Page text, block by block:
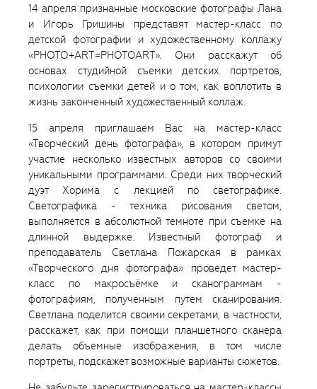
14 апреля признанные московские фотографы Лана
и Игорь Гришины представят мастер-класс по
детской фотографии и художественному коллажу
«PHOTO+ART=PHOTOART». Они расскажут об
основах студийной съемки детских портретов,
психологии съемки детей и о том, как воплотить в
жизнь законченный художественный коллаж.
15 апреля приглашаем Вас на мастер-класс
«Творческий день фотографа», в котором примут
участие несколько известных авторов со своими
уникальными программами. Среди них творческий
дуэт Хорима с лекцией по светографике.
Светографика - техника рисования светом,
выполняется в абсолютной темноте при съемке на
длинной выдержке. Известный фотограф и
преподаватель Светлана Пожарская в рамках
«Творческого дня фотографа» проведет мастер-
класс по макросъёмке и сканограммам -
фотографиям, полученным путем сканирования.
Светлана поделится своими секретами, в частности,
расскажет, как при помощи планшетного сканера
делать объемные изображения, в том числе
портреты, подскажет возможные варианты сюжетов.